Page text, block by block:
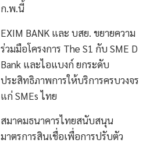
ก.พ.นี้
EXIM BANK และ บสย. ขยายความ
ร่วมมือโครงการ The S1 กับ SME D
Bank และไอแบงก์ ยกระดับ
ประสิทธิภาพการให้บริการครบวงจร
แก่ SMEs ไทย
สมาคมธนาคารไทยสนับสนุน
มาตรการสินเชื่อเพื่อการปรับตัว